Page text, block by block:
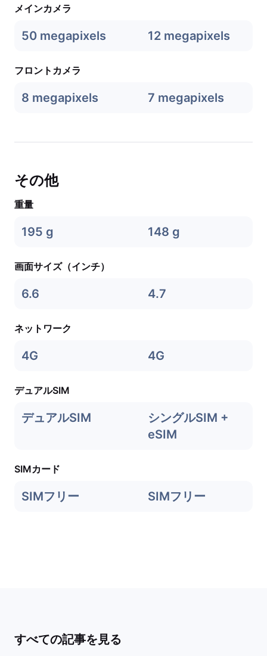
メインカメラ
50 megapixels 12 megapixels
フロントカメラ
8 megapixels 7 megapixels
その他
重量
195 g 148 g
画面サイズ（インチ）
6.6 4.7
ネットワーク
4G 4G
デュアルSIM
デュアルSIM
シングルSIM +
eSIM
SIMカード
SIMフリー SIMフリー
すべての記事を見る